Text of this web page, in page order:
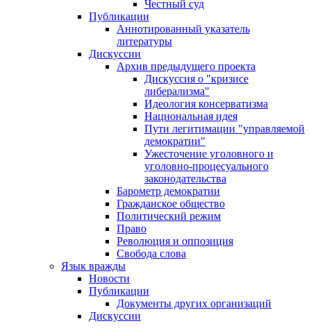
Честный суд
Публикации
Аннотированный указатель
литературы
Дискуссии
Архив предыдущего проекта
Дискуссия о "кризисе
либерализма"
Идеология консерватизма
Национальная идея
Пути легитимации "управляемой
демократии"
Ужесточение уголовного и
уголовно-процесуального
законодательства
Барометр демократии
Гражданское общество
Политический режим
Право
Революция и оппозиция
Свобода слова
Язык вражды
Новости
Публикации
Документы других организаций
Дискуссии